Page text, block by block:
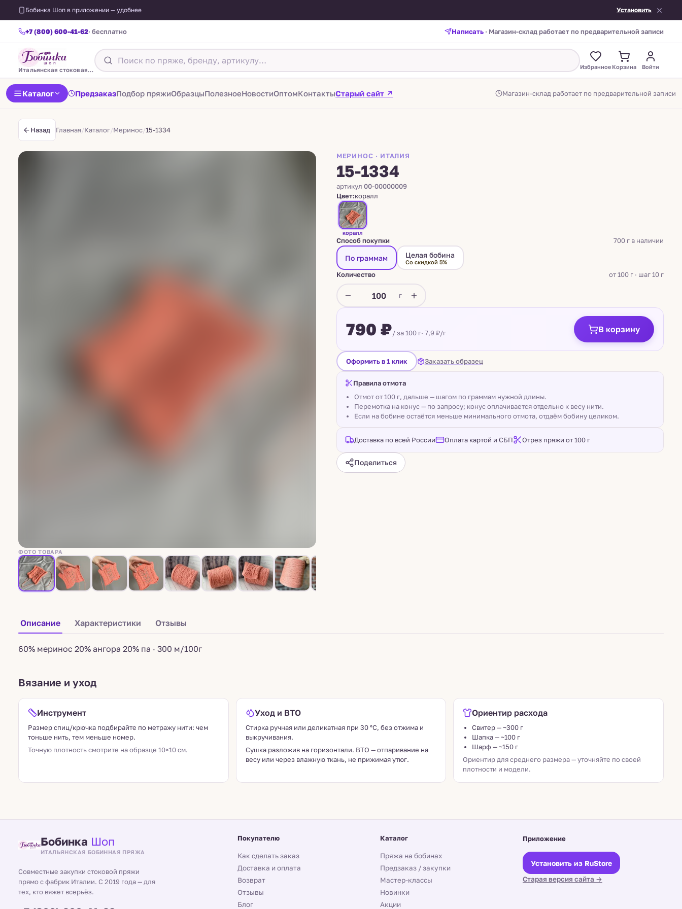
Бобинка Шоп в приложении — удобнее Установить
+7 (800) 600-41-62· бесплатно Написать · Магазин-склад работает по предварительной записи
Итальянская стоковая пряжа Избранное Корзина Войти
Каталог ПредзаказПодбор пряжиОбразцыПолезноеНовостиОптомКонтактыСтарый сайт ↗ Магазин-склад работает по предварительной записи
Назад Главная/Каталог/Меринос/15-1334
ФОТО ТОВАРА
МЕРИНОС · ИТАЛИЯ
15-1334
артикул 00-00000009
Цвет:коралл
коралл
Способ покупки 700 г в наличии
По граммам Целая бобина
Со скидкой 5%
Количество от 100 г · шаг 10 г
г
790 ₽/ за 100 г· 7,9 ₽/г В корзину
Оформить в 1 клик Заказать образец
Правила отмота
Отмот от 100 г, дальше — шагом по граммам нужной длины.
Перемотка на конус — по запросу; конус оплачивается отдельно к весу нити.
Если на бобине остаётся меньше минимального отмота, отдаём бобину целиком.
Доставка по всей России Оплата картой и СБП Отрез пряжи от 100 г
Поделиться
Описание Характеристики Отзывы
60% меринос 20% ангора 20% па · 300 м/100г
Вязание и уход
Инструмент
Размер спиц/крючка подбирайте по метражу нити: чем
тоньше нить, тем меньше номер.
Точную плотность смотрите на образце 10×10 см.
Уход и ВТО
Стирка ручная или деликатная при 30 °C, без отжима и
выкручивания.
Сушка разложив на горизонтали. ВТО — отпаривание на
весу или через влажную ткань, не прижимая утюг.
Ориентир расхода
Свитер — ~300 г
Шапка — ~100 г
Шарф — ~150 г
Ориентир для среднего размера — уточняйте по своей
плотности и модели.
Бобинка Шоп
ИТАЛЬЯНСКАЯ БОБИННАЯ ПРЯЖА
Совместные закупки стоковой пряжи
прямо с фабрик Италии. С 2019 года — для
тех, кто вяжет всерьёз.
Покупателю
Как сделать заказ
Доставка и оплата
Возврат
Отзывы
Блог
Каталог
Пряжа на бобинах
Предзаказ / закупки
Мастер-классы
Новинки
Акции
Приложение
Установить из RuStore
Старая версия сайта →